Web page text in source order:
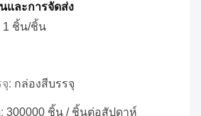
และการจัดส่ง
1 ชิ้น/ชิ้น
: กล่องสีบรรจุ
300000 ชิ้น / ชิ้นต่อสัปดาห์